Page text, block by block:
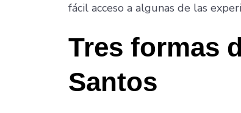
fácil acceso a algunas de las
Tres formas
Santos